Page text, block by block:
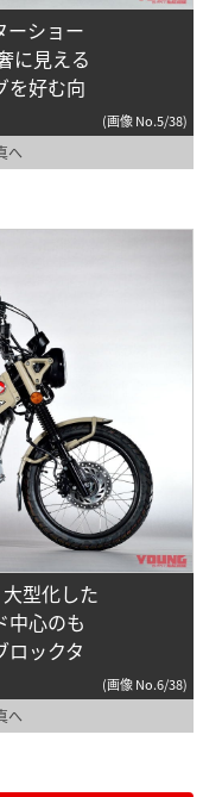
ーショー
に見える
を好む向
(画像 No.5/38)
へ
型化した
中心のも
ロックタ
(画像 No.6/38)
へ